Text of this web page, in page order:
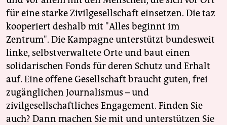
für eine starke Zivilgesellschaft einsetzen. Die taz
kooperiert deshalb mit "Alles beginnt im
Zentrum". Die Kampagne unterstützt bundesweit
linke, selbstverwaltete Orte und baut einen
solidarischen Fonds für deren Schutz und Erhalt
auf. Eine offene Gesellschaft braucht guten, frei
zugänglichen Journalismus – und
zivilgesellschaftliches Engagement. Finden Sie
auch? Dann machen Sie mit und unterstützen Sie